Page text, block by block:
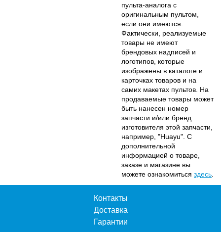
пульта-аналога с
оригинальным пультом,
если они имеются.
Фактически, реализуемые
товары не имеют
брендовых надписей и
логотипов, которые
изображены в каталоге и
карточках товаров и на
самих макетах пультов. На
продаваемые товары может
быть нанесен номер
запчасти и/или бренд
изготовителя этой запчасти,
например, "Huayu". С
дополнительной
информацией о товаре,
заказе и магазине вы
можете ознакомиться здесь
Контакты
Доставка
Гарантии